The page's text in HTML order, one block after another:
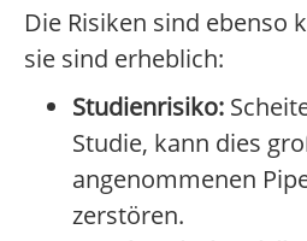
Die Risiken sind ebenso
sie sind erheblich:
Studienrisiko:
Studie, kann dies
angenommenen
zerstören.